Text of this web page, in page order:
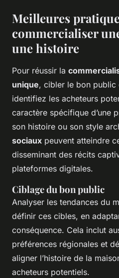
Meilleures
commercialiser
une histoire
Pour réussir la
unique, cibler le bon public
identifiez les acheteurs
caractère spécifique d’une
son histoire ou son style
sociaux peuvent atteindre
disseminant des récits
plateformes digitales.
Ciblage du bon public
Analyser les tendances du
définir ces cibles, en
conséquence. Cela inclut
préférences régionales et
aligner l’histoire de la
acheteurs potentiels.